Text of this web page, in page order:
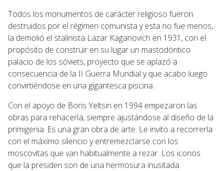
Todos los monumentos de carácter religioso fueron
destruidos por el régimen comunista y esta no fue menos,
la demolió el stalinista Lazar Kaganovich en 1931, con el
propósito de construir en su lugar un mastodóntico
palacio de los sóviets, proyecto que se aplazó a
consecuencia de la II Guerra Mundial y que acabo luego
convirtiéndose en una gigantesca piscina.
Con el apoyo de Boris Yeltsin en 1994 empezaron las
obras para rehacerla, siempre ajustándose al diseño de la
primigenia. Es una gran obra de arte. Le invito a recorrerla
con el máximo silencio y entremezclarse con los
moscovitas que van habitualmente a rezar. Los iconos
que la presiden son de una hermosura inusitada.